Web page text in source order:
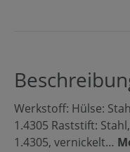
Werkstoff: Hülse:
1.4305 Raststift:
1.4305, vernickelt…